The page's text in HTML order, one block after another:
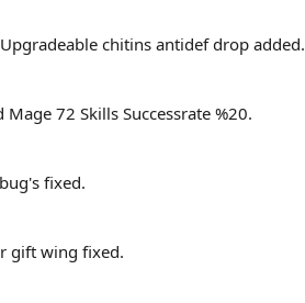
chitins antidef drop added.
Mage 72 Skills Successrate %20.
fixed.
gift wing fixed.